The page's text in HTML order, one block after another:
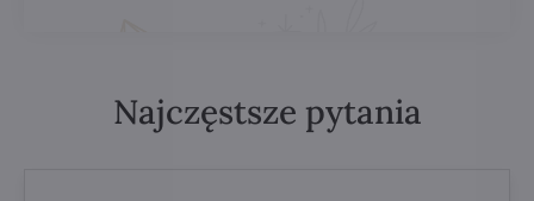
Najczęstsze pytania